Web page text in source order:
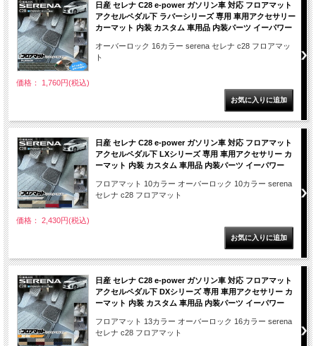
日産 セレナ C28 e-power ガソリン車 対応 フロアマット
アクセルペダル下 ラバーシリーズ 専用 車用アクセサリー
カーマット 内装 カスタム 車用品 内装パーツ イーパワー
オーバーロック 16カラー serena セレナ c28 フロアマッ
ト
価格： 1,760円(税込)
日産 セレナ C28 e-power ガソリン車 対応 フロアマット
アクセルペダル下 LXシリーズ 専用 車用アクセサリー カ
ーマット 内装 カスタム 車用品 内装パーツ イーパワー
フロアマット 10カラー オーバーロック 10カラー serena
セレナ c28 フロアマット
価格： 2,430円(税込)
日産 セレナ C28 e-power ガソリン車 対応 フロアマット
アクセルペダル下 DXシリーズ 専用 車用アクセサリー カ
ーマット 内装 カスタム 車用品 内装パーツ イーパワー
フロアマット 13カラー オーバーロック 16カラー serena
セレナ c28 フロアマット